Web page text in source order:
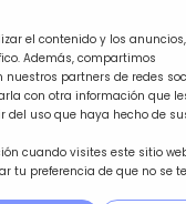
el contenido y los anuncios,
Además, compartimos
partners de redes
con otra información que
del uso que haya hecho de
cuando visites este sitio
tu preferencia de que no se